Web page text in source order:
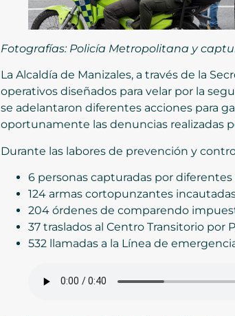
Fotografías: Policía Metropolitana y
La Alcaldía de Manizales, a través de la
operativos diseñados para velar por la
se adelantaron diferentes acciones para
oportunamente las denuncias realizadas
Durante las labores de prevención y
6 personas capturadas por diferentes
124 armas cortopunzantes
204 órdenes de comparendo
37 traslados al Centro Transitorio por
532 llamadas a la Línea de